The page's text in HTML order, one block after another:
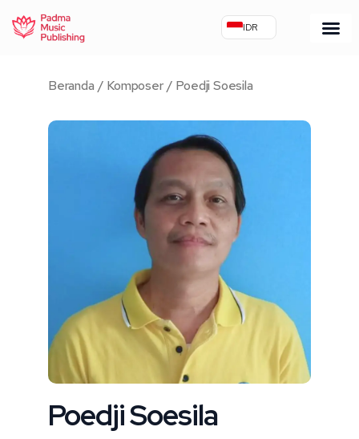
IDR
Beranda / Komposer/ Poedji Soesila
Poedji Soesila